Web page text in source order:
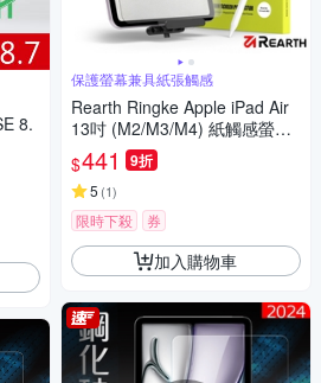
8.
保護螢幕兼具紙張觸感
Rearth Ringke Apple iPad Air
13吋 (M2/M3/M4) 紙觸感螢幕
保護貼(2片裝)
$441 9折
5 (1)
限時下殺 券
加入購物車